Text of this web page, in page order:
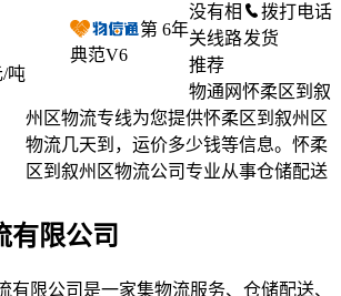
/吨
第 6年
典范V6
拨打电话
发货
有限公司
有限公司是一家集物流服务、仓储配送、
没有相
关线路
推荐
物通网怀柔区到叙
州区物流专线为您提供怀柔区到叙州区
物流几天到，运价多少钱等信息。怀柔
区到叙州区物流公司专业从事仓储配送